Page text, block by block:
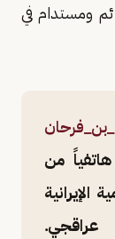
ومستدام في
هاتفياً من
الإيرانية